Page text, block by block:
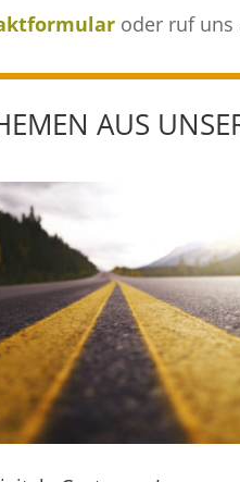
oder ruf uns
AUS